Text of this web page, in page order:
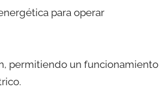
para operar
permitiendo un funcionamiento